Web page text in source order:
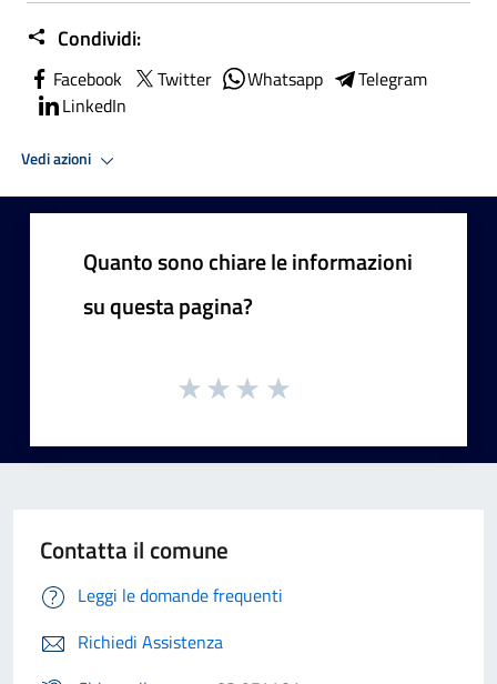
Condividi:
Facebook Twitter Whatsapp
Telegram
LinkedIn
Vedi azioni
Quanto sono chiare le informazioni
su questa pagina?
Contatta il comune
Leggi le domande frequenti
Richiedi Assistenza